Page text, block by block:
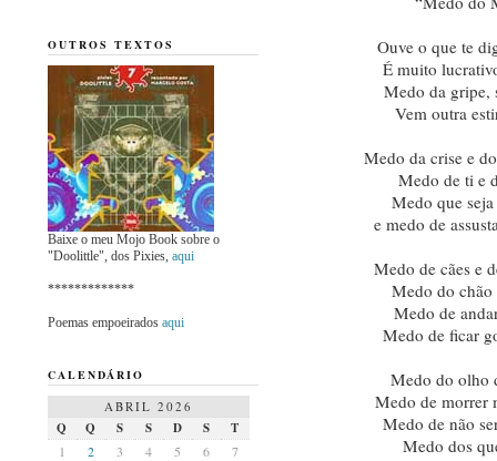
Ouve o que te
É muito
Medo da gripe,
Vem outra
Medo da crise e
Medo de ti e
Medo que
e medo de
Medo de cães e
Medo do chão
Medo de
Medo de ficar
Medo do olho
Medo de morrer
Medo de não
Medo dos
OUTROS TEXTOS
Baixe o meu Mojo Book sobre o
"Doolittle", dos Pixies, aqui
*************
Poemas empoeirados aqui
CALENDÁRIO
ABRIL 2026
Q Q S S D S
T
1
2 3 4 5 6
7